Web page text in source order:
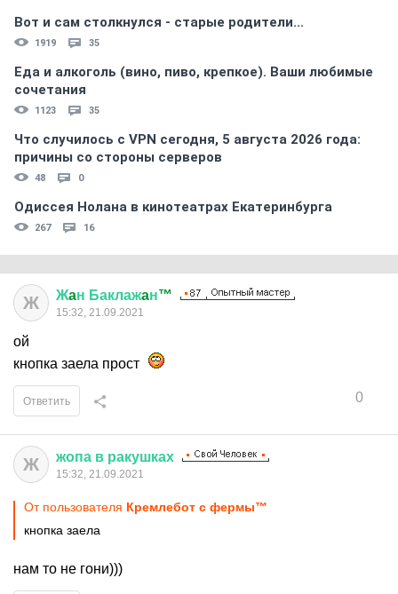
Вот и сам столкнулся - старые родители...
1919 35
Еда и алкоголь (вино, пиво, крепкое). Ваши любимые
сочетания
1123 35
Что случилось с VPN сегодня, 5 августа 2026 года:
причины со стороны серверов
48 0
Одиссея Нолана в кинотеатрах Екатеринбурга
267 16
Ж Жaн Баклажaн™
15:32, 21.09.2021
ой
кнопка заела прост
0
Ответить
Ж жопа в ракушках
15:32, 21.09.2021
От пользователя Крeмлeбот c фeрмы™
кнопка заела
нам то не гони)))